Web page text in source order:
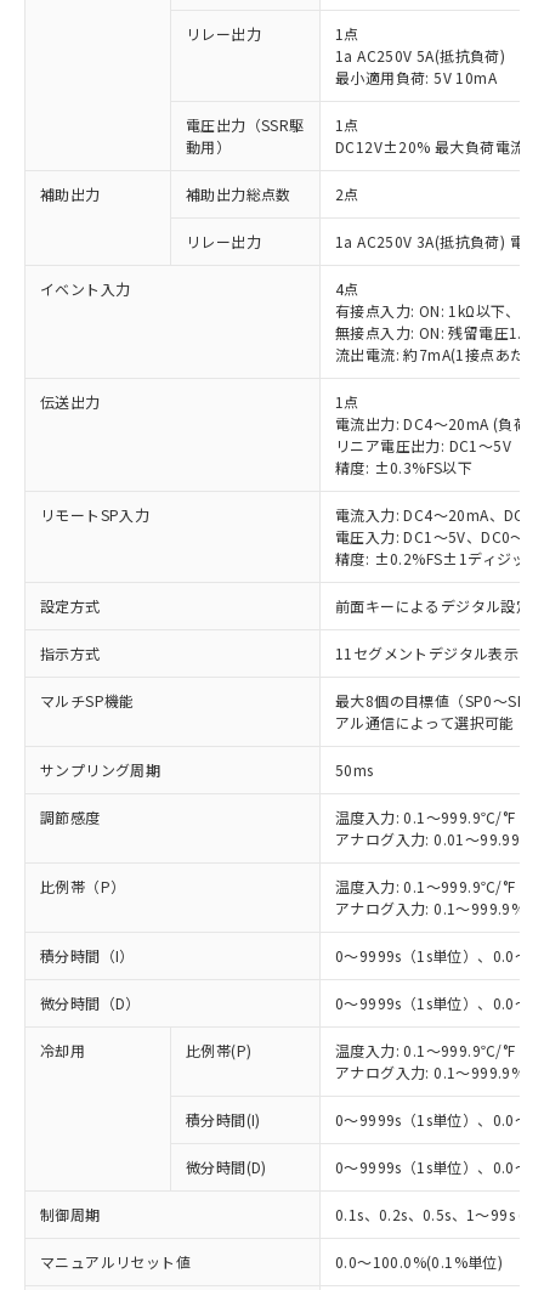
リレー出力
1点
1a AC250V 5A(抵抗負荷)
最小適用負荷: 5V 10mA
電圧出力（SSR駆
動用）
1点
DC12V±20% 最大負荷電流
補助出力 補助出力総点数 2点
リレー出力 1a AC250V 3A(抵抗負荷) 電
イベント入力
4点
有接点入力: ON: 1kΩ以下、
無接点入力: ON: 残留電圧
流出電流: 約7mA(1接点あたり
伝送出力
1点
電流出力: DC4～20mA (負荷
リニア電圧出力: DC1～5V（
精度: ±0.3%FS以下
リモートSP入力
電流入力: DC4～20mA、
電圧入力: DC1～5V、DC0～
精度: ±0.2%FS±1ディジット
設定方式 前面キーによるデジタル設定
指示方式 11セグメントデジタル表示お
マルチSP機能
最大8個の目標値（SP0～SP7
アル通信によって選択可能
サンプリング周期 50ms
調節感度
温度入力: 0.1～999.9℃/°F（
アナログ入力: 0.01～
比例帯（P）
温度入力: 0.1～999.9℃/°F（
アナログ入力: 0.1～
積分時間（I） 0～9999s（1s単位）、0.0～
微分時間（D） 0～9999s（1s単位）、0.0～
冷却用 比例帯(P)
温度入力: 0.1～999.9℃/°F（
アナログ入力: 0.1～
積分時間(I) 0～9999s（1s単位）、0.0～
微分時間(D) 0～9999s（1s単位）、0.0～
制御周期 0.1s、0.2s、0.5s、1～99s (1s
マニュアルリセット値 0.0～100.0%(0.1%単位)